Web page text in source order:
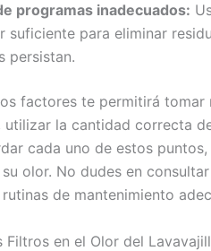
programas inadecuados:
suficiente para eliminar
persistan.
factores te permitirá
la cantidad correcta
cada uno de estos
su olor. No dudes en
de mantenimiento
Filtros en el Olor del